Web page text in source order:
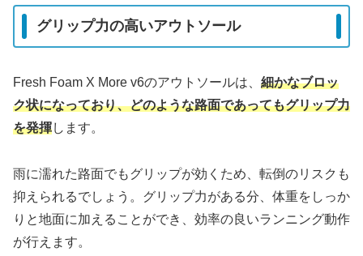
グリップ力の高いアウトソール
Fresh Foam X More v6のアウトソールは、 細かなブロッ
ク状になっており、どのような路面であってもグリップ力
を発揮します。
雨に濡れた路面でもグリップが効くため、転倒のリスクも
抑えられるでしょう。グリップ力がある分、体重をしっか
りと地面に加えることができ、効率の良いランニング動作
が行えます。